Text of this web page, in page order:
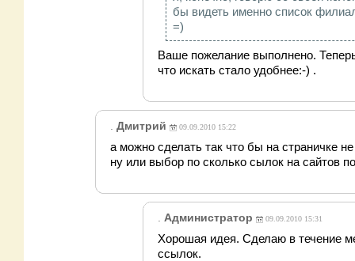
бы видеть именно список
=)
Ваше пожелание выполнено.
что искать стало удобнее:-) .
Дмитрий 09.09.2010 15:22
а можно сделать так что бы на страничке
ну или выбор по сколько сылок на сайтов
Администратор 09.09.2010 15:31
Хорошая идея. Сделаю в течение
ссылок.